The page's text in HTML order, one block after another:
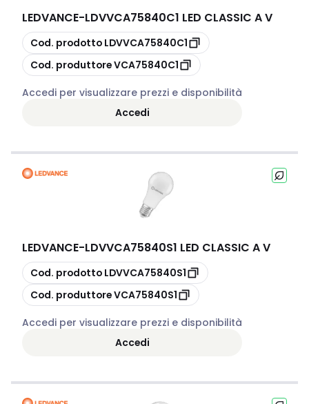
LEDVANCE-LDVVCA75840C1 LED CLASSIC A V
copia
Cod. prodotto LDVVCA75840C1
copia
Cod. produttoreVCA75840C1
Accedi per visualizzare prezzi e disponibilità
Accedi
LEDVANCE-LDVVCA75840S1 LED CLASSIC A V
copia
Cod. prodotto LDVVCA75840S1
copia
Cod. produttoreVCA75840S1
Accedi per visualizzare prezzi e disponibilità
Accedi